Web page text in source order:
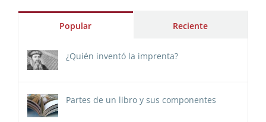
Popular Reciente
¿Quién inventó la imprenta?
Partes de un libro y sus componentes